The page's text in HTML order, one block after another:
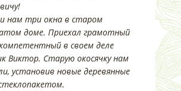
нам три окна в старом
доме. Приехал грамотный
в своем деле
Виктор. Старую окосячку нам
установив новые деревянные